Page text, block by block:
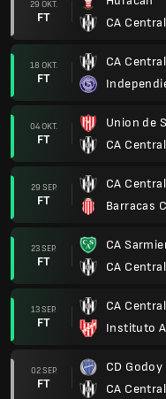
29 OKT.
FT
CA
18 OKT.
FT
CA
04 OKT.
FT
Union de
CA
29 SEP.
FT
CA
Barracas
23 SEP.
FT
CA
CA
13 SEP.
FT
CA
Instituto
02 SEP.
FT
CD Godoy
CA